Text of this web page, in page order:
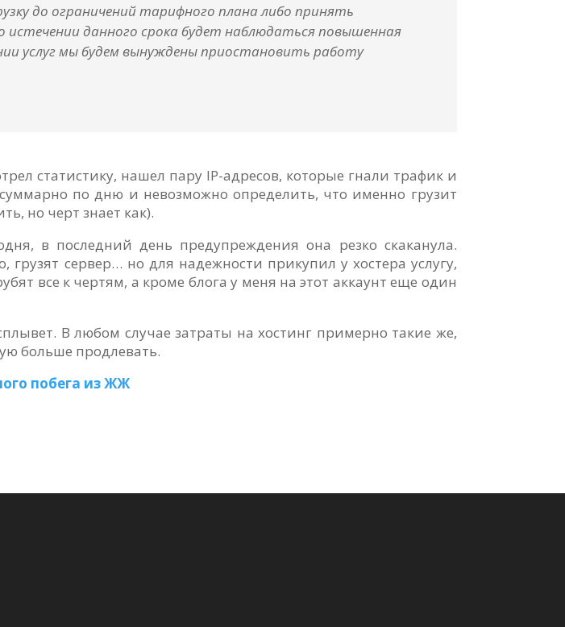
до ограничений тарифного плана либо принять
истечении данного срока будет наблюдаться повышенная
услуг мы будем вынуждены приостановить работу
статистику, нашел пару IP-адресов, которые гнали трафик и
по дню и невозможно определить, что именно грузит
но черт знает как).
в последний день предупреждения она резко скаканула.
сервер… но для надежности прикупил у хостера услугу,
все к чертям, а кроме блога у меня на этот аккаунт еще один
В любом случае затраты на хостинг примерно такие же,
больше продлевать.
побега из ЖЖ